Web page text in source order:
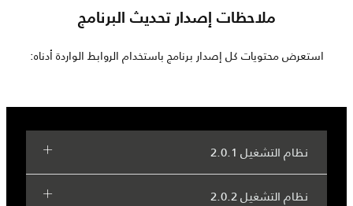
ملاحظات إصدار تحديث البرنامج
استعرض محتويات كل إصدار برنامج باستخدام الروابط الواردة أدناه:
نظام التشغيل 2.0.1
نظام التشغيل 2.0.2